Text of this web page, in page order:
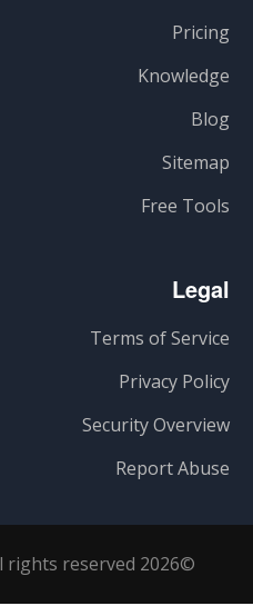
Pricing
Knowledge
Blog
Sitemap
Free Tools
Legal
Terms of Service
Privacy Policy
Security Overview
Report Abuse
©2026 by Visual Paradigm. All rights reserved.